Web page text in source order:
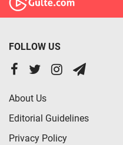
FOLLOW US
About Us
Editorial Guidelines
Privacy Policy